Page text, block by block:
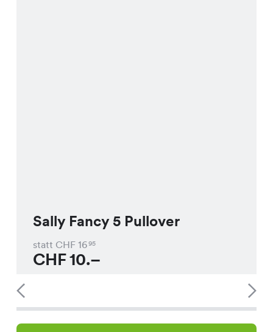
Sally Fancy 5 Pullover
statt CHF 1695
CHF10.–